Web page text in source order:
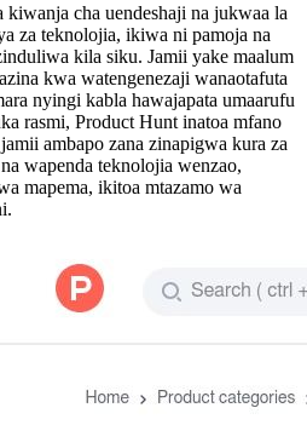
cha uendeshaji na jukwaa la
za teknolojia, ikiwa ni pamoja na
kila siku. Jamii yake maalum
kwa watengenezaji wanaotafuta
nyingi kabla hawajapata umaarufu
rasmi, Product Hunt inatoa mfano
ambapo zana zinapigwa kura za
wapenda teknolojia wenzao,
mapema, ikitoa mtazamo wa